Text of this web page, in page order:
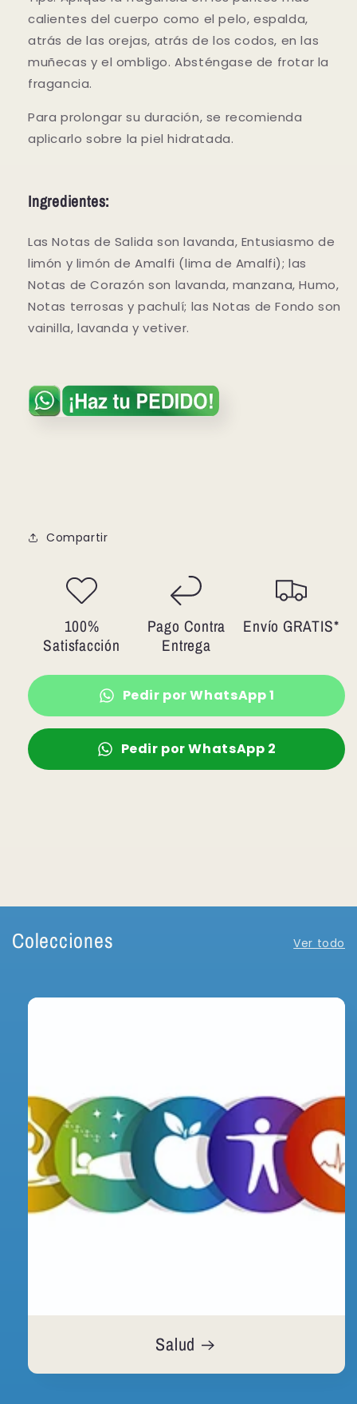
calientes del cuerpo como el pelo, espalda,
atrás de las orejas, atrás de los codos, en las
muñecas y el ombligo. Absténgase de frotar la
fragancia.
Para prolongar su duración, se recomienda
aplicarlo sobre la piel hidratada.
Ingredientes:
Las Notas de Salida son lavanda, Entusiasmo de
limón y limón de Amalfi (lima de Amalfi); las
Notas de Corazón son lavanda, manzana, Humo,
Notas terrosas y pachulí; las Notas de Fondo son
vainilla, lavanda y vetiver.
Compartir
100%
Satisfacción
Pago Contra
Entrega
Envío GRATIS*
Pedir por WhatsApp 1
Pedir por WhatsApp 2
Colecciones Ver todo
Salud